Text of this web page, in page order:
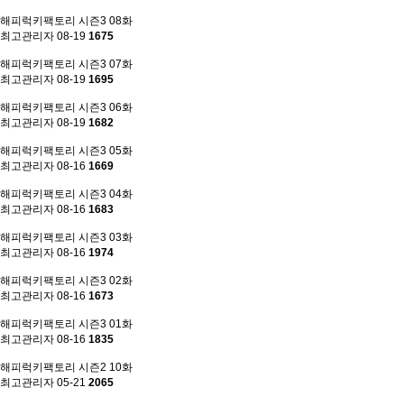
해피럭키팩토리 시즌3 08화
최고관리자 08-19 1675
해피럭키팩토리 시즌3 07화
최고관리자 08-19 1695
해피럭키팩토리 시즌3 06화
최고관리자 08-19 1682
해피럭키팩토리 시즌3 05화
최고관리자 08-16 1669
해피럭키팩토리 시즌3 04화
최고관리자 08-16 1683
해피럭키팩토리 시즌3 03화
최고관리자 08-16 1974
해피럭키팩토리 시즌3 02화
최고관리자 08-16 1673
해피럭키팩토리 시즌3 01화
최고관리자 08-16 1835
해피럭키팩토리 시즌2 10화
최고관리자 05-21 2065